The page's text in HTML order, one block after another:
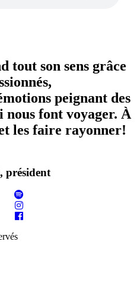
tout son sens grâce
peignant des
nous font voyager. À
les faire rayonner!
président